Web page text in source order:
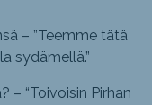
– ”Teemme tätä
sydämellä.”
– “Toivoisin Pirhan